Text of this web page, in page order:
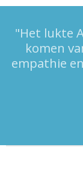
"Het lukte
komen
empathie